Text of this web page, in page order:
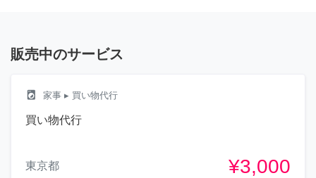
販売中のサービス
local_laundry_service 家事 ▸ 買い物代行
買い物代行
東京都 ¥3,000